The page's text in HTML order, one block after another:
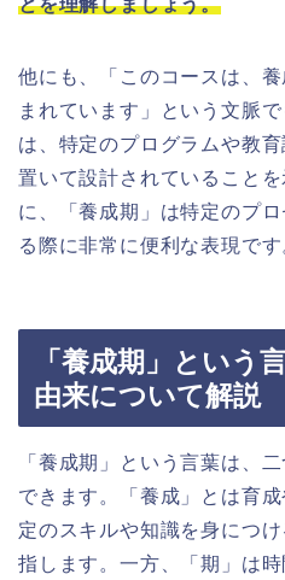
とを理解しましょう。
他にも、「このコースは、
まれています」という文脈
は、特定のプログラムや教
置いて設計されていること
に、「養成期」は特定のプ
る際に非常に便利な表現です
「養成期」という
由来について解説
「養成期」という言葉は、
できます。「養成」とは育
定のスキルや知識を身につ
指します。一方、「期」は